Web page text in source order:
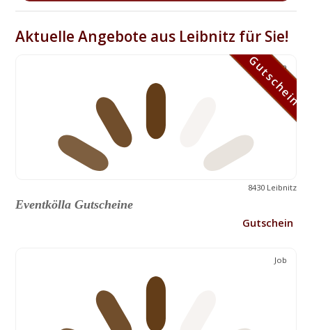
Aktuelle Angebote aus Leibnitz für Sie!
Gutschein
8430 Leibnitz
Eventkölla Gutscheine
Gutschein
Gutschein
Job